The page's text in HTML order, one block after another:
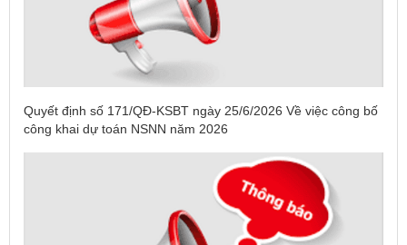
Quyết định số 171/QĐ-KSBT ngày 25/6/2026 Về việc công bố
công khai dự toán NSNN năm 2026